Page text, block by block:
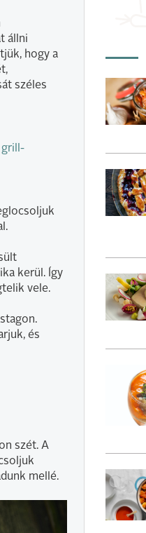
állni
hogy a
széles
grill-
kerül. Így
vele.
és
szét. A
mellé.